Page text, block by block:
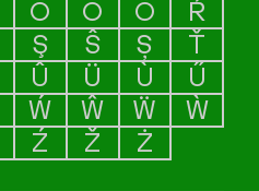
Ő Ō Õ
Ŕ
Ş Ŝ Ș
Ť
Û Ü Ù
Ű
Ẃ Ŵ Ẅ
Ẁ
Ź Ž Ż